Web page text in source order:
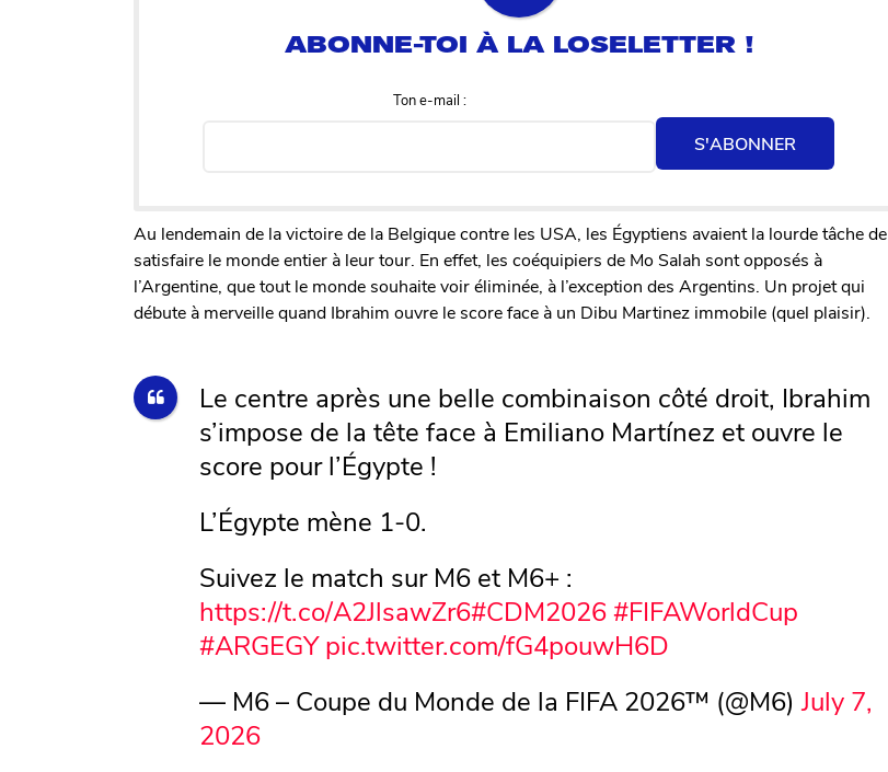
Ton e-mail :
S'ABONNER
Au lendemain de la victoire de la Belgique contre les USA, les Égyptiens avaient la lourde tâche de
satisfaire le monde entier à leur tour. En effet, les coéquipiers de Mo Salah sont opposés à
l’Argentine, que tout le monde souhaite voir éliminée, à l’exception des Argentins. Un projet qui
débute à merveille quand Ibrahim ouvre le score face à un Dibu Martinez immobile (quel plaisir).
Le centre après une belle combinaison côté droit, Ibrahim
s’impose de la tête face à Emiliano Martínez et ouvre le
score pour l’Égypte !
L’Égypte mène 1-0.
Suivez le match sur M6 et M6+ :
https://t.co/A2JlsawZr6#CDM2026#FIFAWorldCup
#ARGEGY pic.twitter.com/fG4pouwH6D
— M6 – Coupe du Monde de la FIFA 2026™ (@M6)July 7,
2026